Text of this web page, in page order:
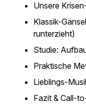
Unsere
Klassik-
runterzieht)
Studie:
Praktische
Lieblings-
Fazit & Call-